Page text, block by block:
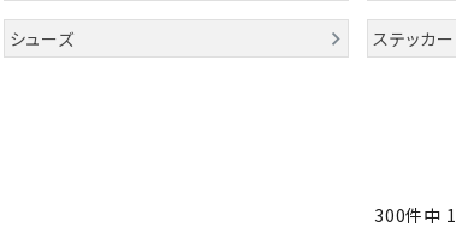
シューズ ステッカー
300件中 1